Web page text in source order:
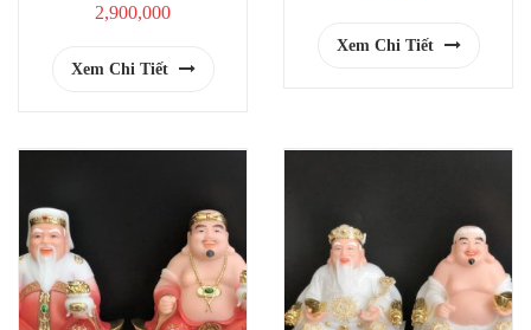
2,900,000
Xem Chi Tiết
Xem Chi Tiết